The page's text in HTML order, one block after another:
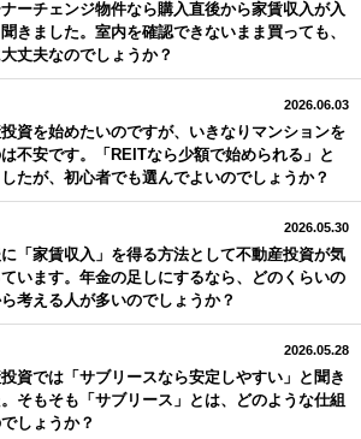
ナーチェンジ物件なら購入直後から家賃収入が入
きました。室内を確認できないまま買っても、
丈夫なのでしょうか？
2026.06.03
資を始めたいのですが、いきなりマンションを
不安です。「REITなら少額で始められる」と
したが、初心者でも選んでよいのでしょうか？
2026.05.30
「家賃収入」を得る方法として不動産投資が気
います。年金の足しにするなら、どのくらいの
考える人が多いのでしょうか？
2026.05.28
資では「サブリースなら安定しやすい」と聞き
。そもそも「サブリース」とは、どのような仕組
しょうか？